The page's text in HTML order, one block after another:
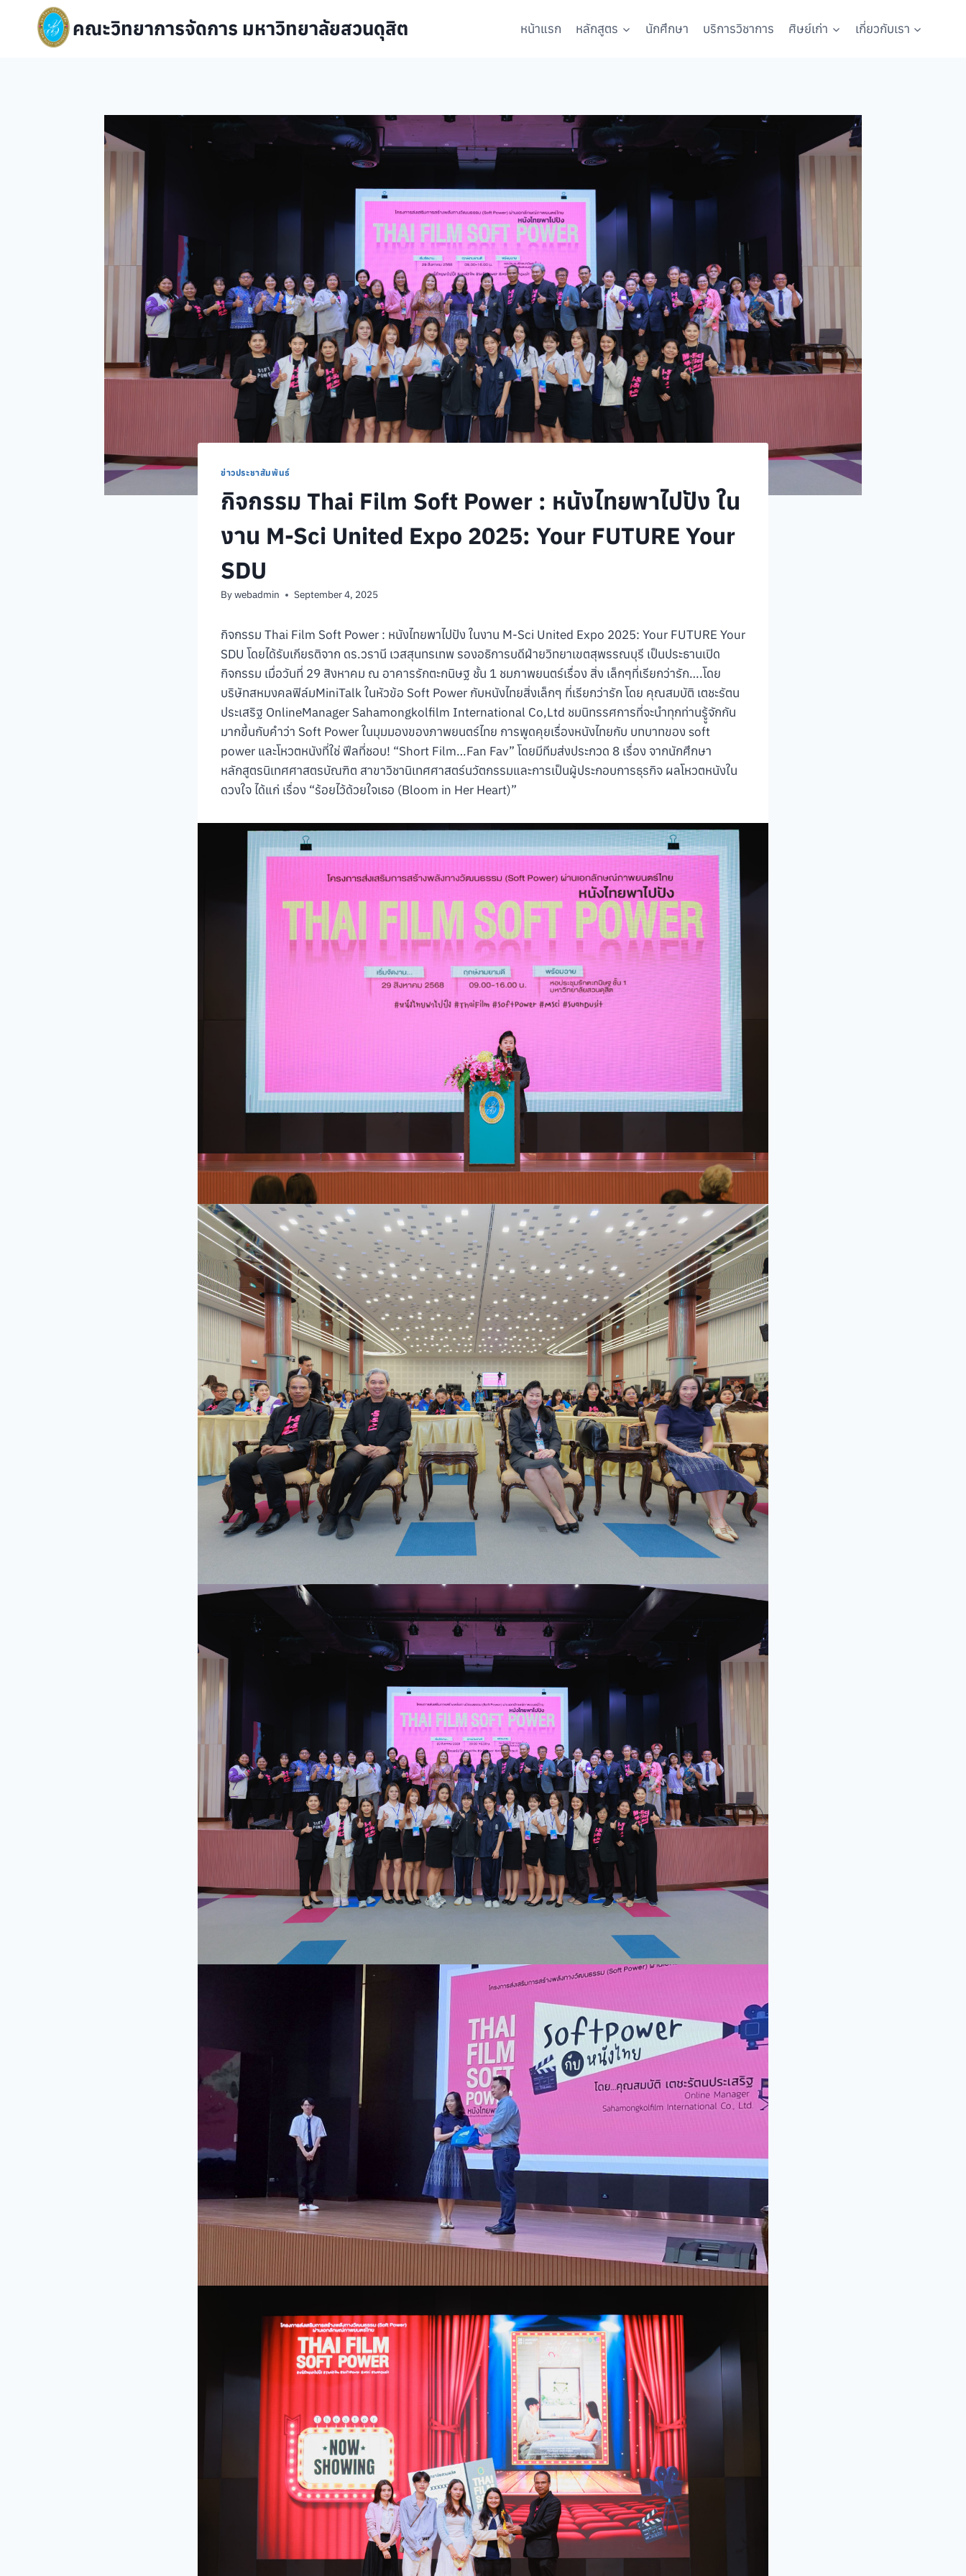
คณะวิทยาการจัดการ มหาวิทยาลัยสวนดุสิต หน้าแรก หลักสูตร นักศึกษา บริการวิชาการ ศิษย์เก่า เกี่ยวกับเรา
ข่าวประชาสัมพันธ์
กิจกรรม Thai Film Soft Power : หนังไทยพาไปปัง ใน
งาน M-Sci United Expo 2025: Your FUTURE Your
SDU
Bywebadmin September 4, 2025
กิจกรรม Thai Film Soft Power : หนังไทยพาไปปัง ในงาน M-Sci United Expo 2025: Your FUTURE Your
SDU โดยได้รับเกียรติจาก ดร.วรานี เวสสุนทรเทพ รองอธิการบดีฝ่ายวิทยาเขตสุพรรณบุรี เป็นประธานเปิด
กิจกรรม เมื่อวันที่ 29 สิงหาคม ณ อาคารรักตะกนิษฐ ชั้น 1 ชมภาพยนตร์เรื่อง สิ่ง เล็กๆที่เรียกว่ารัก….โดย
บริษัทสหมงคลฟิล์มMiniTalk ในหัวข้อ Soft Power กับหนังไทยสิ่งเล็กๆ ที่เรียกว่ารัก โดย คุณสมบัติ เตชะรัตน
ประเสริฐ OnlineManager Sahamongkolfilm International Co,Ltd ชมนิทรรศการที่จะนำทุกท่านรูู้จักกัน
มากขึ้นกับคำว่า Soft Power ในมุมมองของภาพยนตร์ไทย การพูดคุยเรื่องหนังไทยกับ บทบาทของ soft
power และโหวตหนังที่ใช่ ฟีลที่ชอบ! “Short Film…Fan Fav” โดยมีทีมส่งประกวด 8 เรื่อง จากนักศึกษา
หลักสูตรนิเทศศาสตรบัณฑิต สาขาวิชานิเทศศาสตร์นวัตกรรมและการเป็นผู้ประกอบการธุรกิจ ผลโหวตหนังใน
ดวงใจ ได้แก่ เรื่อง “ร้อยไว้ด้วยใจเธอ (Bloom in Her Heart)”